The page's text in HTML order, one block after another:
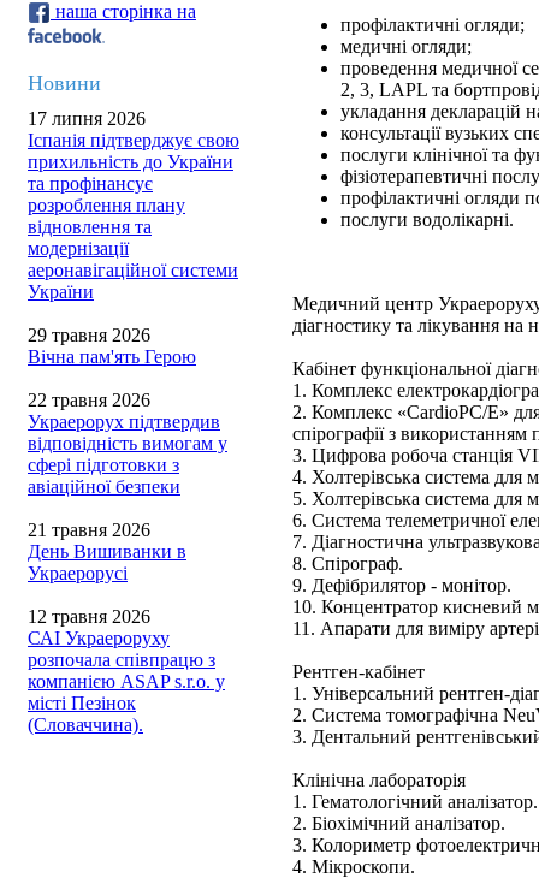
наша сторінка на
Новини
17 липня 2026
Іспанія підтверджує свою
прихильність до України
та профінансує
розроблення плану
відновлення та
модернізації
аеронавігаційної системи
України
29 травня 2026
Вічна пам'ять Герою
22 травня 2026
Украерорух підтвердив
відповідність вимогам у
сфері підготовки з
авіаційної безпеки
21 травня 2026
День Вишиванки в
Украерорусі
12 травня 2026
САІ Украероруху
розпочала співпрацю з
компанією ASAP s.r.o. у
місті Пезінок
(Словаччина).
профілактичні огляди;
медичні огляди;
проведення медичної
2, 3, LAPL та
укладання декларацій
консультації вузьких
послуги клінічної та
фізіотерапевтичні
профілактичні огляди
послуги водолікарні.
Медичний центр
діагностику та лікування на
Кабінет функціональної
1. Комплекс
2. Комплекс «CardioPC/Е»
спірографії з
3. Цифрова робоча станція
4. Холтерівська система для
5. Холтерівська система для
6. Система телеметричної
7. Діагностична
8. Спірограф.
9. Дефібрилятор - монітор.
10. Концентратор кисневий
11. Апарати для виміру
Рентген-кабінет
1. Універсальний рентген-
2. Система томографічна
3. Дентальний
Клінічна лабораторія
1. Гематологічний аналізатор.
2. Біохімічний аналізатор.
3. Колориметр
4. Мікроскопи.